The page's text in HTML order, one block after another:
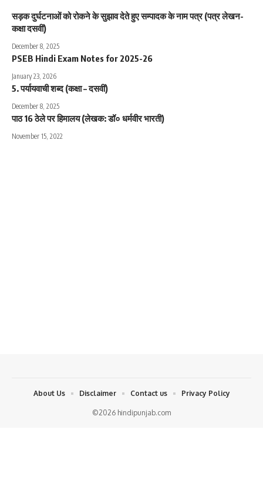
सड़क दुर्घटनाओं को रोकने के सुझाव देते हुए सम्पादक के नाम पत्र (पत्र लेखन-
कक्षा दसवीं)
December 8, 2025
PSEB Hindi Exam Notes for 2025-26
January 23, 2026
5. पर्यायवाची शब्द (कक्षा – दसवीं)
December 8, 2025
पाठ 16 ठेले पर हिमालय (लेखक: डॉ० धर्मवीर भारती)
November 15, 2022
©2026 hindipunjab.com
About Us Disclaimer Contact us Privacy Policy